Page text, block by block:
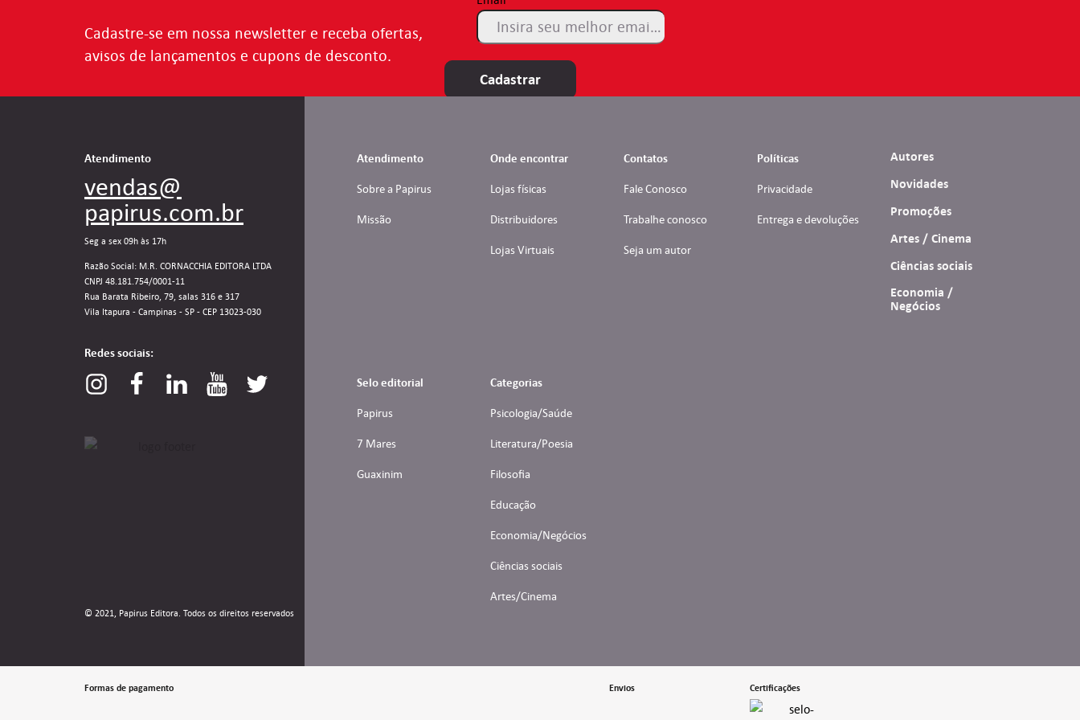
Cadastre-se em nossa newsletter e receba ofertas,
avisos de lançamentos e cupons de desconto.
Cadastrar
Atendimento
vendas@
papirus.com.br
Seg a sex 09h às 17h
Razão Social: M.R. CORNACCHIA EDITORA LTDA
CNPJ 48.181.754/0001-11
Rua Barata Ribeiro, 79, salas 316 e 317
Vila Itapura - Campinas - SP - CEP 13023-030
Redes sociais:
© 2021, Papirus Editora. Todos os direitos reservados
Atendimento
Sobre a Papirus
Missão
Onde encontrar
Lojas físicas
Distribuidores
Lojas Virtuais
Contatos
Fale Conosco
Trabalhe conosco
Seja um autor
Políticas
Privacidade
Entrega e devoluções
Autores
Novidades
Promoções
Artes / Cinema
Ciências sociais
Economia /
Negócios
Selo editorial
Papirus
7 Mares
Guaxinim
Categorias
Psicologia/Saúde
Literatura/Poesia
Filosofia
Educação
Economia/Negócios
Ciências sociais
Artes/Cinema
Formas de pagamento Envios Certificações